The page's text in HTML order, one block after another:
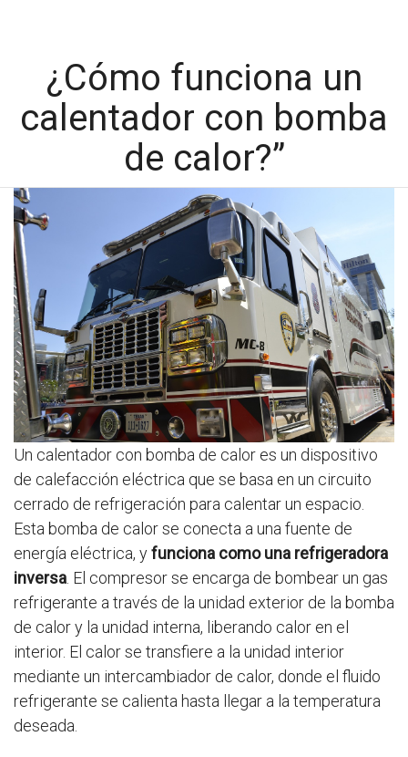
¿Cómo funciona un
calentador con bomba
de calor?”
Un calentador con bomba de calor es un dispositivo
de calefacción eléctrica que se basa en un circuito
cerrado de refrigeración para calentar un espacio.
Esta bomba de calor se conecta a una fuente de
energía eléctrica, yfunciona como una refrigeradora
inversa . El compresor se encarga de bombear un gas
refrigerante a través de la unidad exterior de la bomba
de calor y la unidad interna, liberando calor en el
interior. El calor se transfiere a la unidad interior
mediante un intercambiador de calor, donde el fluido
refrigerante se calienta hasta llegar a la temperatura
deseada.